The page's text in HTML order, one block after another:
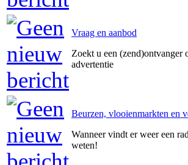
Vraag en aanbod
Zoekt u een (zend)ontvanger
advertentie
Beurzen, vlooienmarkten en
Wanneer vindt er weer een
weten!